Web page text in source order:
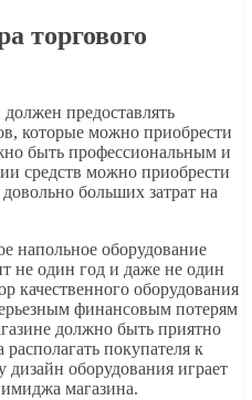
торгового
предоставлять
которые можно приобрести
быть профессиональным и
средств можно приобрести
больших затрат на
напольное оборудование
не один год и даже не один
качественного оборудования
финансовым потерям
должно быть приятно
покупателя к
оборудования играет
магазина.